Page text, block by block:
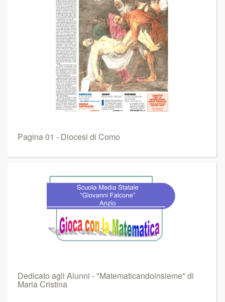
Pagina 01 - Diocesi di Como
Dedicato agli Alunni - "Matematicandoinsieme" di
Maria Cristina